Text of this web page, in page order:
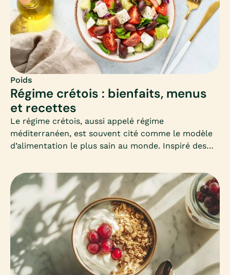
Poids
Régime crétois : bienfaits, menus
et recettes
Le régime crétois, aussi appelé régime
méditerranéen, est souvent cité comme le modèle
d’alimentation le plus sain au monde. Inspiré des
simplicité, les produits frais et les bonnes graisses.
Mais peut-il vraiment aider à maigrir ? Comment
l’adapter en hiver ? Voici un guide complet pour
comprendre et adopter ce mode d’alimentation
équilibré.